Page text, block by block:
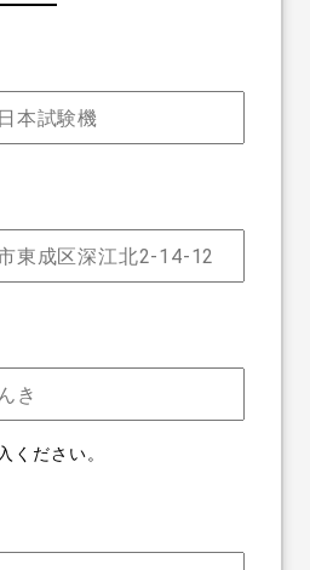
ください。